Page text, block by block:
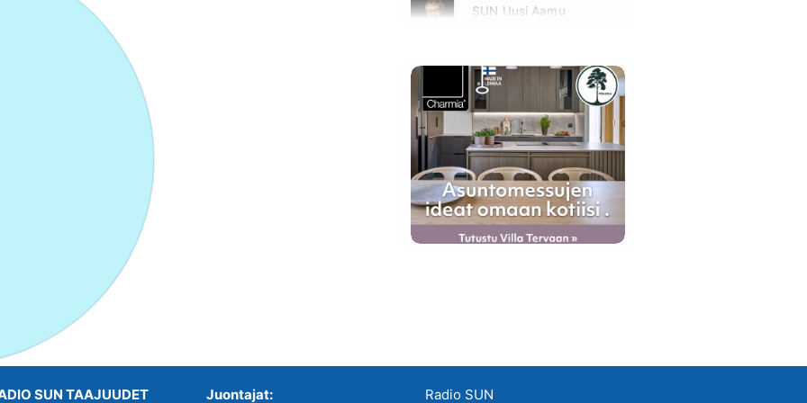
SUN Uusi Aamu
SUN TAAJUUDET Juontajat: Radio SUN